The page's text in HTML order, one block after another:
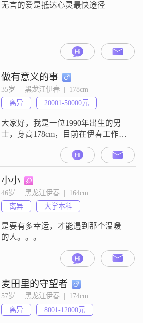
无言的爱是抵达心灵最快途径
做有意义的事
35岁  |  黑龙江伊春  |  178cm
离异
20001-50000元
大家好，我是一位1990年出生的男
士，身高178cm，目前在伊春工作
##3002##我的月收入在20001到
50000元之间，虽然学历是高中及以
下，但我一直保持着积极向上的态
度##3002##我性格外向，喜欢与人
交流，健谈的我总是能轻松地与陌
生人打开话匣子##3002##我为人随
和，容易相处，不喜欢与人计较，
更愿意用平
小小
46岁  |  黑龙江伊春  |  164cm
离异
大学本科
是要有多幸运，才能遇到那个温暖
的人。。。
麦田里的守望者
57岁  |  黑龙江伊春  |  174cm
离异
8001-12000元